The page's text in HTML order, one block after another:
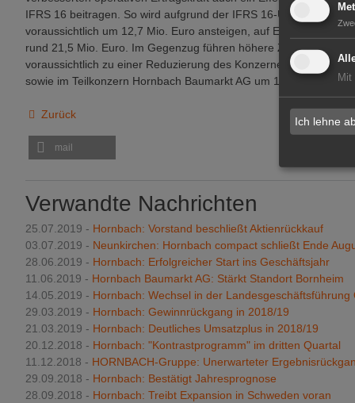
IFRS 16 beitragen. So wird aufgrund der IFRS 16-Umstellung
voraussichtlich um 12,7 Mio. Euro ansteigen, auf Ebene des
rund 21,5 Mio. Euro. Im Gegenzug führen höhere
voraussichtlich zu einer Reduzierung des Konzernergebnisses
sowie im Teilkonzern Hornbach Baumarkt AG um 13,3 Mio. Euro.
Zurück
mail
Verwandte Nachrichten
25.07.2019 - Hornbach: Vorstand beschließt Aktienrückkauf
03.07.2019 - Neunkirchen: Hornbach compact schließt Ende
28.06.2019 - Hornbach: Erfolgreicher Start ins Geschäftsjahr
11.06.2019 - Hornbach Baumarkt AG: Stärkt Standort Bornheim
14.05.2019 - Hornbach: Wechsel in der Landesgeschäftsführung
29.03.2019 - Hornbach: Gewinnrückgang in 2018/19
21.03.2019 - Hornbach: Deutliches Umsatzplus in 2018/19
20.12.2018 - Hornbach: "Kontrastprogramm" im dritten Quartal
11.12.2018 - HORNBACH-Gruppe: Unerwarteter
29.09.2018 - Hornbach: Bestätigt Jahresprognose
28.09.2018 - Hornbach: Treibt Expansion in Schweden voran
Mit
Ich lehne